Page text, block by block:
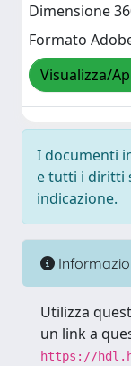
Dimensione
Formato
Visualizza/
I documenti
e tutti i diritti
indicazione.
Utilizza
un link a
https://